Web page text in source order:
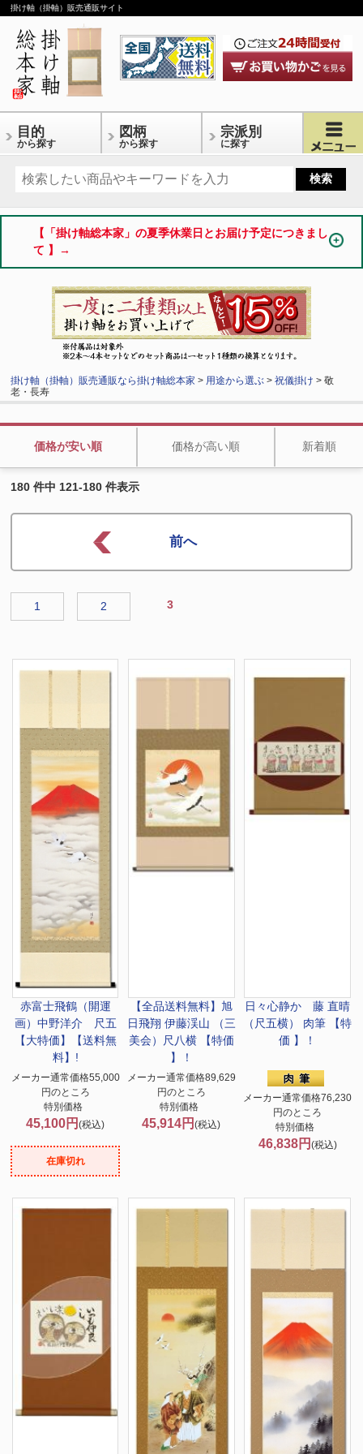
掛け軸（掛軸）販売通販サイト
目的
から探す
図柄
から探す
宗派別
に探す
【「掛け軸総本家」の夏季休業日とお届け予定につきまし
て 】→
掛け軸（掛軸）販売通販なら掛け軸総本家 > 用途から選ぶ >祝儀掛け > 敬
老・長寿
価格が安い順 価格が高い順 新着順
180 件中 121-180 件表示
1 2 3
赤富士飛鶴（開運
画）中野洋介 尺五
【大特価】【送料無
料】!
メーカー通常価格55,000
円のところ
特別価格
45,100円(税込)
在庫切れ
【全品送料無料】 旭
日飛翔 伊藤渓山 （三
美会）尺八横 【特価
】！
メーカー通常価格89,629
円のところ
特別価格
45,914円(税込)
日々心静か 藤 直晴
（尺五横） 肉筆 【特
価 】！
メーカー通常価格76,230
円のところ
特別価格
46,838円 (税込)